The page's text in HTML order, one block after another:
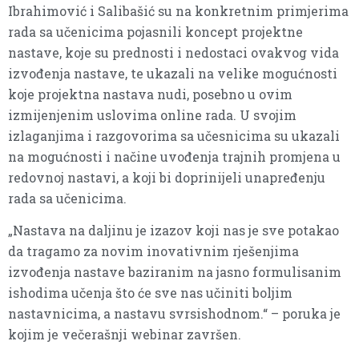
Ibrahimović i Salibašić su na konkretnim primjerima
rada sa učenicima pojasnili koncept projektne
nastave, koje su prednosti i nedostaci ovakvog vida
izvođenja nastave, te ukazali na velike mogućnosti
koje projektna nastava nudi, posebno u ovim
izmijenjenim uslovima online rada. U svojim
izlaganjima i razgovorima sa učesnicima su ukazali
na mogućnosti i načine uvođenja trajnih promjena u
redovnoj nastavi, a koji bi doprinijeli unapređenju
rada sa učenicima.
„Nastava na daljinu je izazov koji nas je sve potakao
da tragamo za novim inovativnim rješenjima
izvođenja nastave baziranim na jasno formulisanim
ishodima učenja što će sve nas učiniti boljim
nastavnicima, a nastavu svrsishodnom.“ – poruka je
kojim je večerašnji webinar završen.